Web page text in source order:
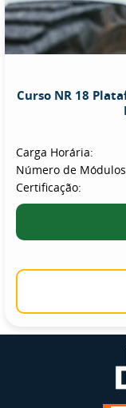
Curso NR 18
Carga Horária:
Número de
Certificação: